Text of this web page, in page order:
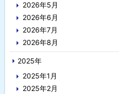
2026年5月
2026年6月
2026年7月
2026年8月
2025年
2025年1月
2025年2月